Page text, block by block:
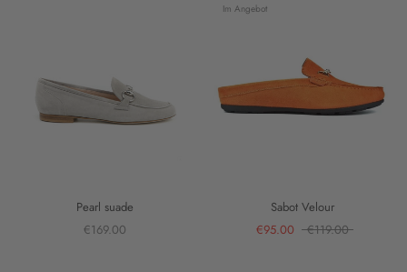
Pearl suade
€169.00
Im Angebot
Sabot Velour
€95.00
€119.00